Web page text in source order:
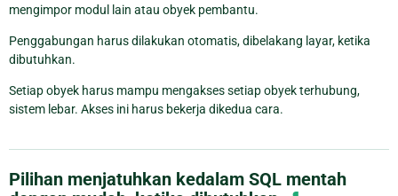
mengimpor modul lain atau obyek pembantu.
Penggabungan harus dilakukan otomatis, dibelakang layar, ketika
dibutuhkan.
Setiap obyek harus mampu mengakses setiap obyek terhubung,
sistem lebar. Akses ini harus bekerja dikedua cara.
Pilihan menjatuhkan kedalam SQL mentah